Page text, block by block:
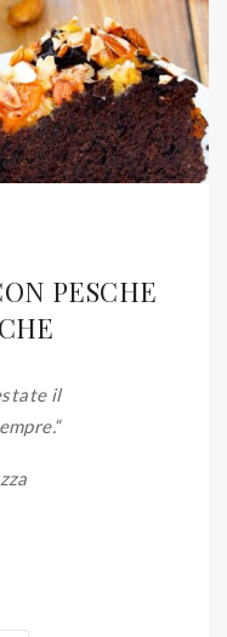
PESCHE
il
“